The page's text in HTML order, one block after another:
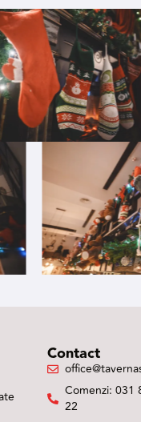
Contact
Comenzi: 031
22